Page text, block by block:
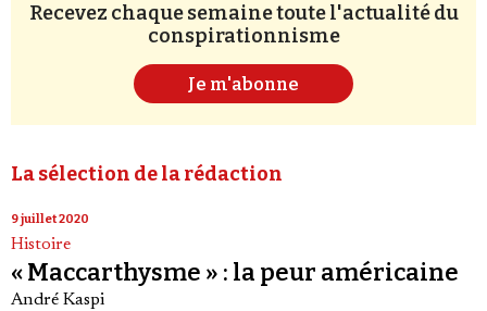
Recevez chaque semaine toute l'actualité du
conspirationnisme
Je m'abonne
La sélection de la rédaction
9 juillet 2020
Histoire
« Maccarthysme » : la peur américaine
André Kaspi